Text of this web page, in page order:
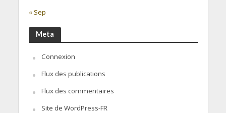
« Sep
Meta
Connexion
Flux des publications
Flux des commentaires
Site de WordPress-FR